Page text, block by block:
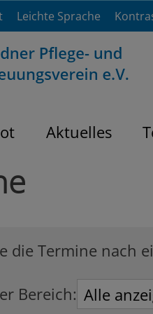
Leichte Sprache
Aktuelles
die Termine nach
Bereich: